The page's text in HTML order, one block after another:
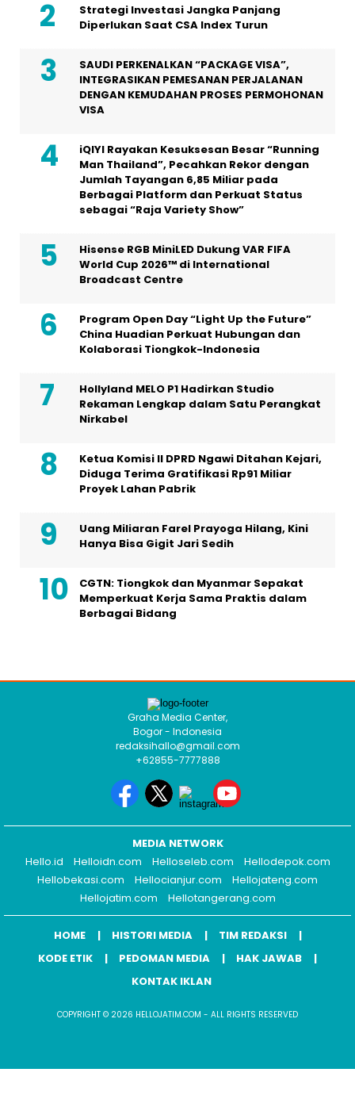
Strategi Investasi Jangka Panjang
Diperlukan Saat CSA Index Turun
SAUDI PERKENALKAN “PACKAGE VISA”,
INTEGRASIKAN PEMESANAN PERJALANAN
DENGAN KEMUDAHAN PROSES PERMOHONAN
VISA
iQIYI Rayakan Kesuksesan Besar “Running
Man Thailand”, Pecahkan Rekor dengan
Jumlah Tayangan 6,85 Miliar pada
Berbagai Platform dan Perkuat Status
sebagai “Raja Variety Show”
Hisense RGB MiniLED Dukung VAR FIFA
World Cup 2026™ di International
Broadcast Centre
Program Open Day “Light Up the Future”
China Huadian Perkuat Hubungan dan
Kolaborasi Tiongkok-Indonesia
Hollyland MELO P1 Hadirkan Studio
Rekaman Lengkap dalam Satu Perangkat
Nirkabel
Ketua Komisi II DPRD Ngawi Ditahan Kejari,
Diduga Terima Gratifikasi Rp91 Miliar
Proyek Lahan Pabrik
Uang Miliaran Farel Prayoga Hilang, Kini
Hanya Bisa Gigit Jari Sedih
CGTN: Tiongkok dan Myanmar Sepakat
Memperkuat Kerja Sama Praktis dalam
Berbagai Bidang
Graha Media Center,
Bogor - Indonesia
redaksihallo@gmail.com
+62855-7777888
MEDIA NETWORK
Hello.id
Helloidn.com Helloseleb.com
Hellodepok.com
Hellobekasi.com
Hellocianjur.com
Hellojateng.com
Hellojatim.com
Hellotangerang.com
HOME HISTORI MEDIA
TIM REDAKSI
KODE ETIK
PEDOMAN MEDIA
HAK JAWAB
KONTAK IKLAN
COPYRIGHT © 2026 HELLOJATIM.COM - ALL RIGHTS RESERVED